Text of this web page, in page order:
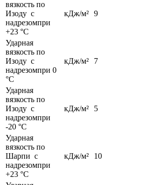
вязкость по
Изоду с
надрезомпри
+23 °С
кДж/м² 9
Ударная
вязкость по
Изоду с
надрезомпри 0
°С
кДж/м² 7
Ударная
вязкость по
Изоду с
надрезомпри
-20 °С
кДж/м² 5
Ударная
вязкость по
Шарпи с
надрезомпри
+23 °С
кДж/м² 10